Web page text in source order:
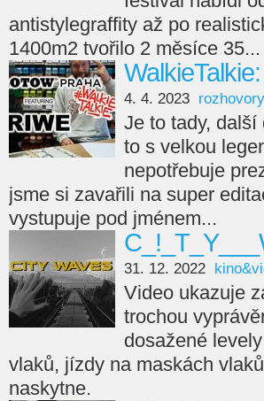
antistylegraffity až po
1400m2 tvořilo 2 měsíce 35...
4. 4. 2023 rozhovory
Je to tady,
to s velkou
nepotřebuje
jsme si zavařili na super
vystupuje pod jménem...
31. 12. 2022
Video ukazuje
trochou
dosažené
vlaků, jízdy na maskách
naskytne.